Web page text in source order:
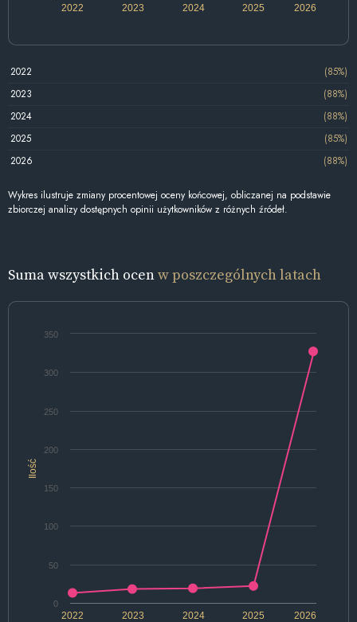
2022 2024 2026
2023 2025
2022
(85%)
2023
(88%)
2024
(88%)
2025
(85%)
2026
(88%)
Wykres ilustruje zmiany procentowej oceny końcowej, obliczanej na podstawie
zbiorczej analizy dostępnych opinii użytkowników z różnych źródeł.
Suma wszystkich ocenw poszczególnych latach
Ilość
2022 2024 2026
2023 2025
0
50
100
150
200
250
300
350